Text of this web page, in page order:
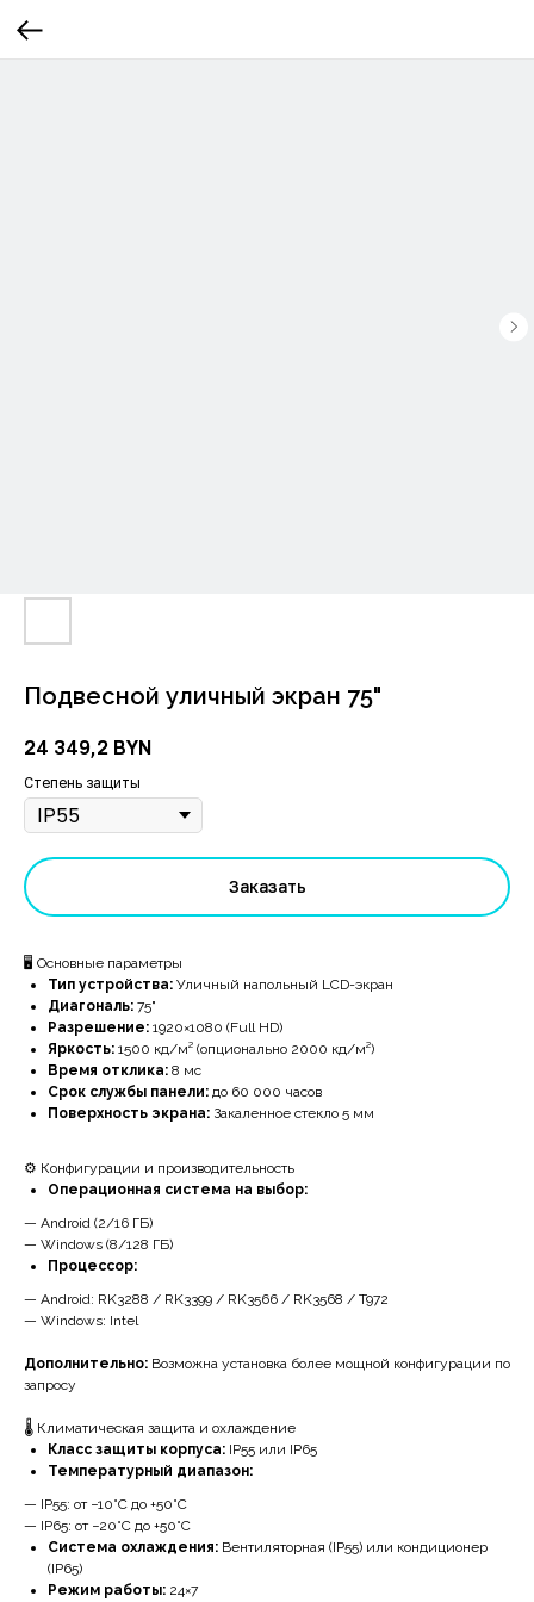
Подвесной уличный экран 75"
24 349,2 BYN
Степень защиты
Заказать
🖥️ Основные параметры
Тип устройства: Уличный напольный LCD-экран
Диагональ: 75"
Разрешение: 1920×1080 (Full HD)
Яркость: 1500 кд/м² (опционально 2000 кд/м²)
Время отклика: 8 мс
Срок службы панели: до 60 000 часов
Поверхность экрана: Закаленное стекло 5 мм
⚙️ Конфигурации и производительность
Операционная система на выбор:
— Android (2/16 ГБ)
— Windows (8/128 ГБ)
Процессор:
— Android: RK3288 / RK3399 / RK3566 / RK3568 / T972
— Windows: Intel
Дополнительно: Возможна установка более мощной конфигурации по
запросу
🌡️ Климатическая защита и охлаждение
Класс защиты корпуса: IP55 или IP65
Температурный диапазон:
— IP55: от −10°C до +50°C
— IP65: от −20°C до +50°C
Система охлаждения: Вентиляторная (IP55) или кондиционер
(IP65)
Режим работы: 24×7